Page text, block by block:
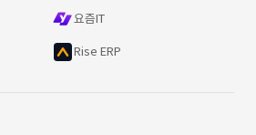
요즘IT
Rise ERP